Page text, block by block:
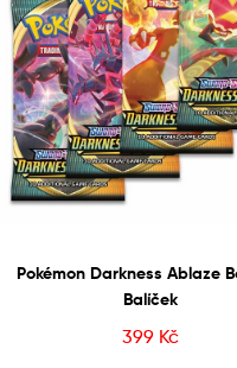
Pokémon Darkness Ablaze
Balíček
399 Kč